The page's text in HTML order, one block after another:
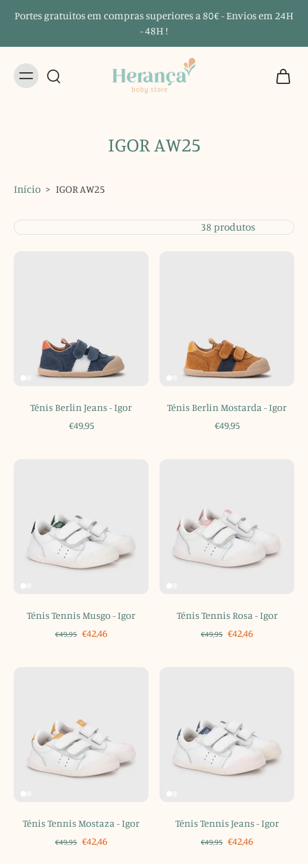
Portes gratuitos em compras superiores a 80€ - Envios em 24H
- 48H !
IGOR AW25
Início > IGOR AW25
38 produtos
Ténis Berlin Jeans - Igor
€49,95
Ténis Berlin Mostarda - Igor
€49,95
Ténis Tennis Musgo - Igor
€49,95 €42,46
Ténis Tennis Rosa - Igor
€49,95 €42,46
Ténis Tennis Mostaza - Igor
€49,95 €42,46
Ténis Tennis Jeans - Igor
€49,95 €42,46